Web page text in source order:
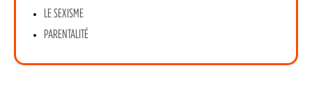
LE SEXISME
PARENTALITÉ